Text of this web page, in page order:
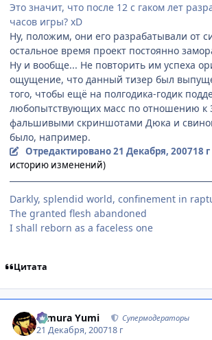
Это значит, что после 12 с гаком лет
часов игры? xD
Ну, положим, они его разрабатывали от
остальное время проект постоянно
Ну и вообще... Не повторить им успеха
ощущение, что данный тизер был
того, чтобы ещё на полгодика-годик
любопытствующих масс по отношению к
фальшивыми скриншотами Дюка и
было, например.
Отредактировано21 Декабря, 200718 г
историю изменений)
Darkly, splendid world, confinement in
The granted flesh abandoned
I shall reborn as a faceless one
Цитата
Himura Yumi Супермодераторы
21 Декабря, 200718 г